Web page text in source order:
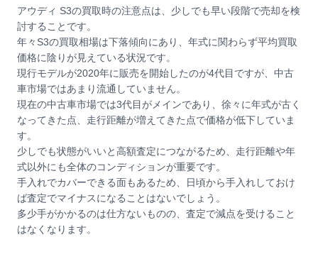
アウディ S3の買取時の注意点は、少しでも早い段階で売却を検
討することです。
年々S3の買取相場は下落傾向にあり、年式に関わらず平均買取
価格に陰りが見えている状況です。
現行モデルが2020年に販売を開始したのが4代目ですが、中古
車市場ではあまり流通していません。
現在の中古車市場では3代目がメインであり、徐々に年式が古く
なってきた点、走行距離が増えてきた点で価格が低下していま
す。
少しでも状態がいいと高額査定につながるため、走行距離や年
式以外にも全体のコンディションが重要です。
手入れでカバーできる面もあるため、日頃から手入れしておけ
ば査定でマイナスになることはないでしょう。
多少手がかかるのは仕方ないものの、査定で減点を受けること
はなくなります。